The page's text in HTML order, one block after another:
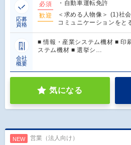
応募
資格
必須
・自動車運転免許
歓迎
＜求める人物像＞ (1)社
コミュニケーションをと
会社
概要
■ 情報・産業システム機材 ■ 印
ステム機材 ■ 選挙シ…
気になる
NEW 営業（法人向け）